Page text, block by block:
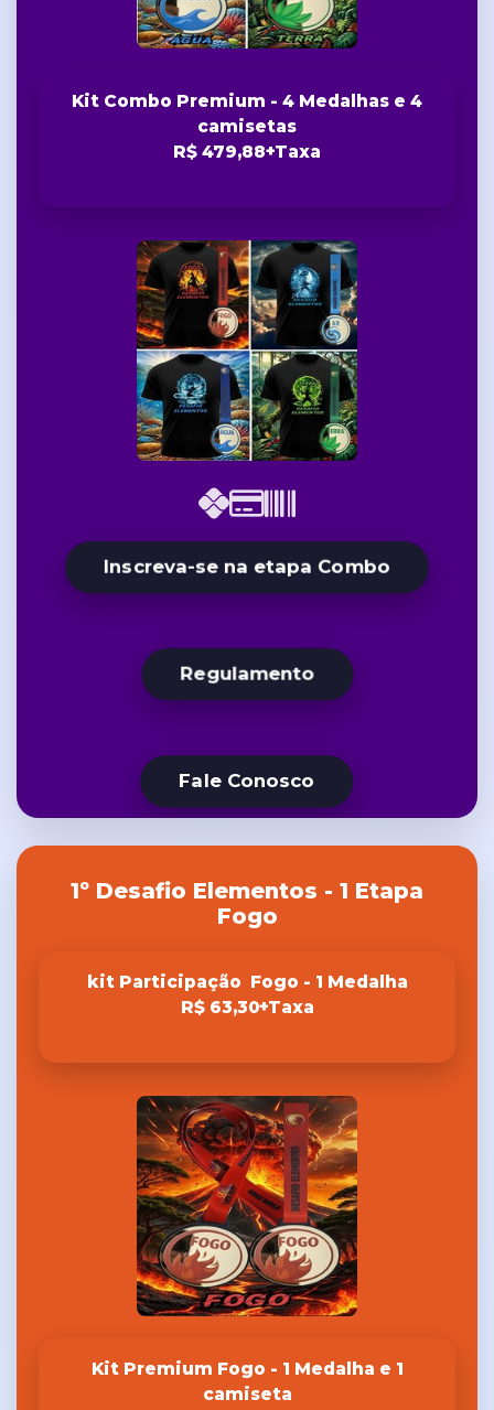
Kit Combo Premium - 4 Medalhas e 4
camisetas
R$ 479,88+Taxa
Inscreva-se na etapa Combo
Regulamento
Fale Conosco
1º Desafio Elementos - 1 Etapa
Fogo
kit Participação Fogo - 1 Medalha
R$ 63,30+Taxa
Kit Premium Fogo - 1 Medalha e 1
camiseta